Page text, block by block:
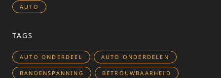
AUTO
TAGS
AUTO ONDERDEEL AUTO ONDERDELEN
BANDENSPANNING BETROUWBAARHEID